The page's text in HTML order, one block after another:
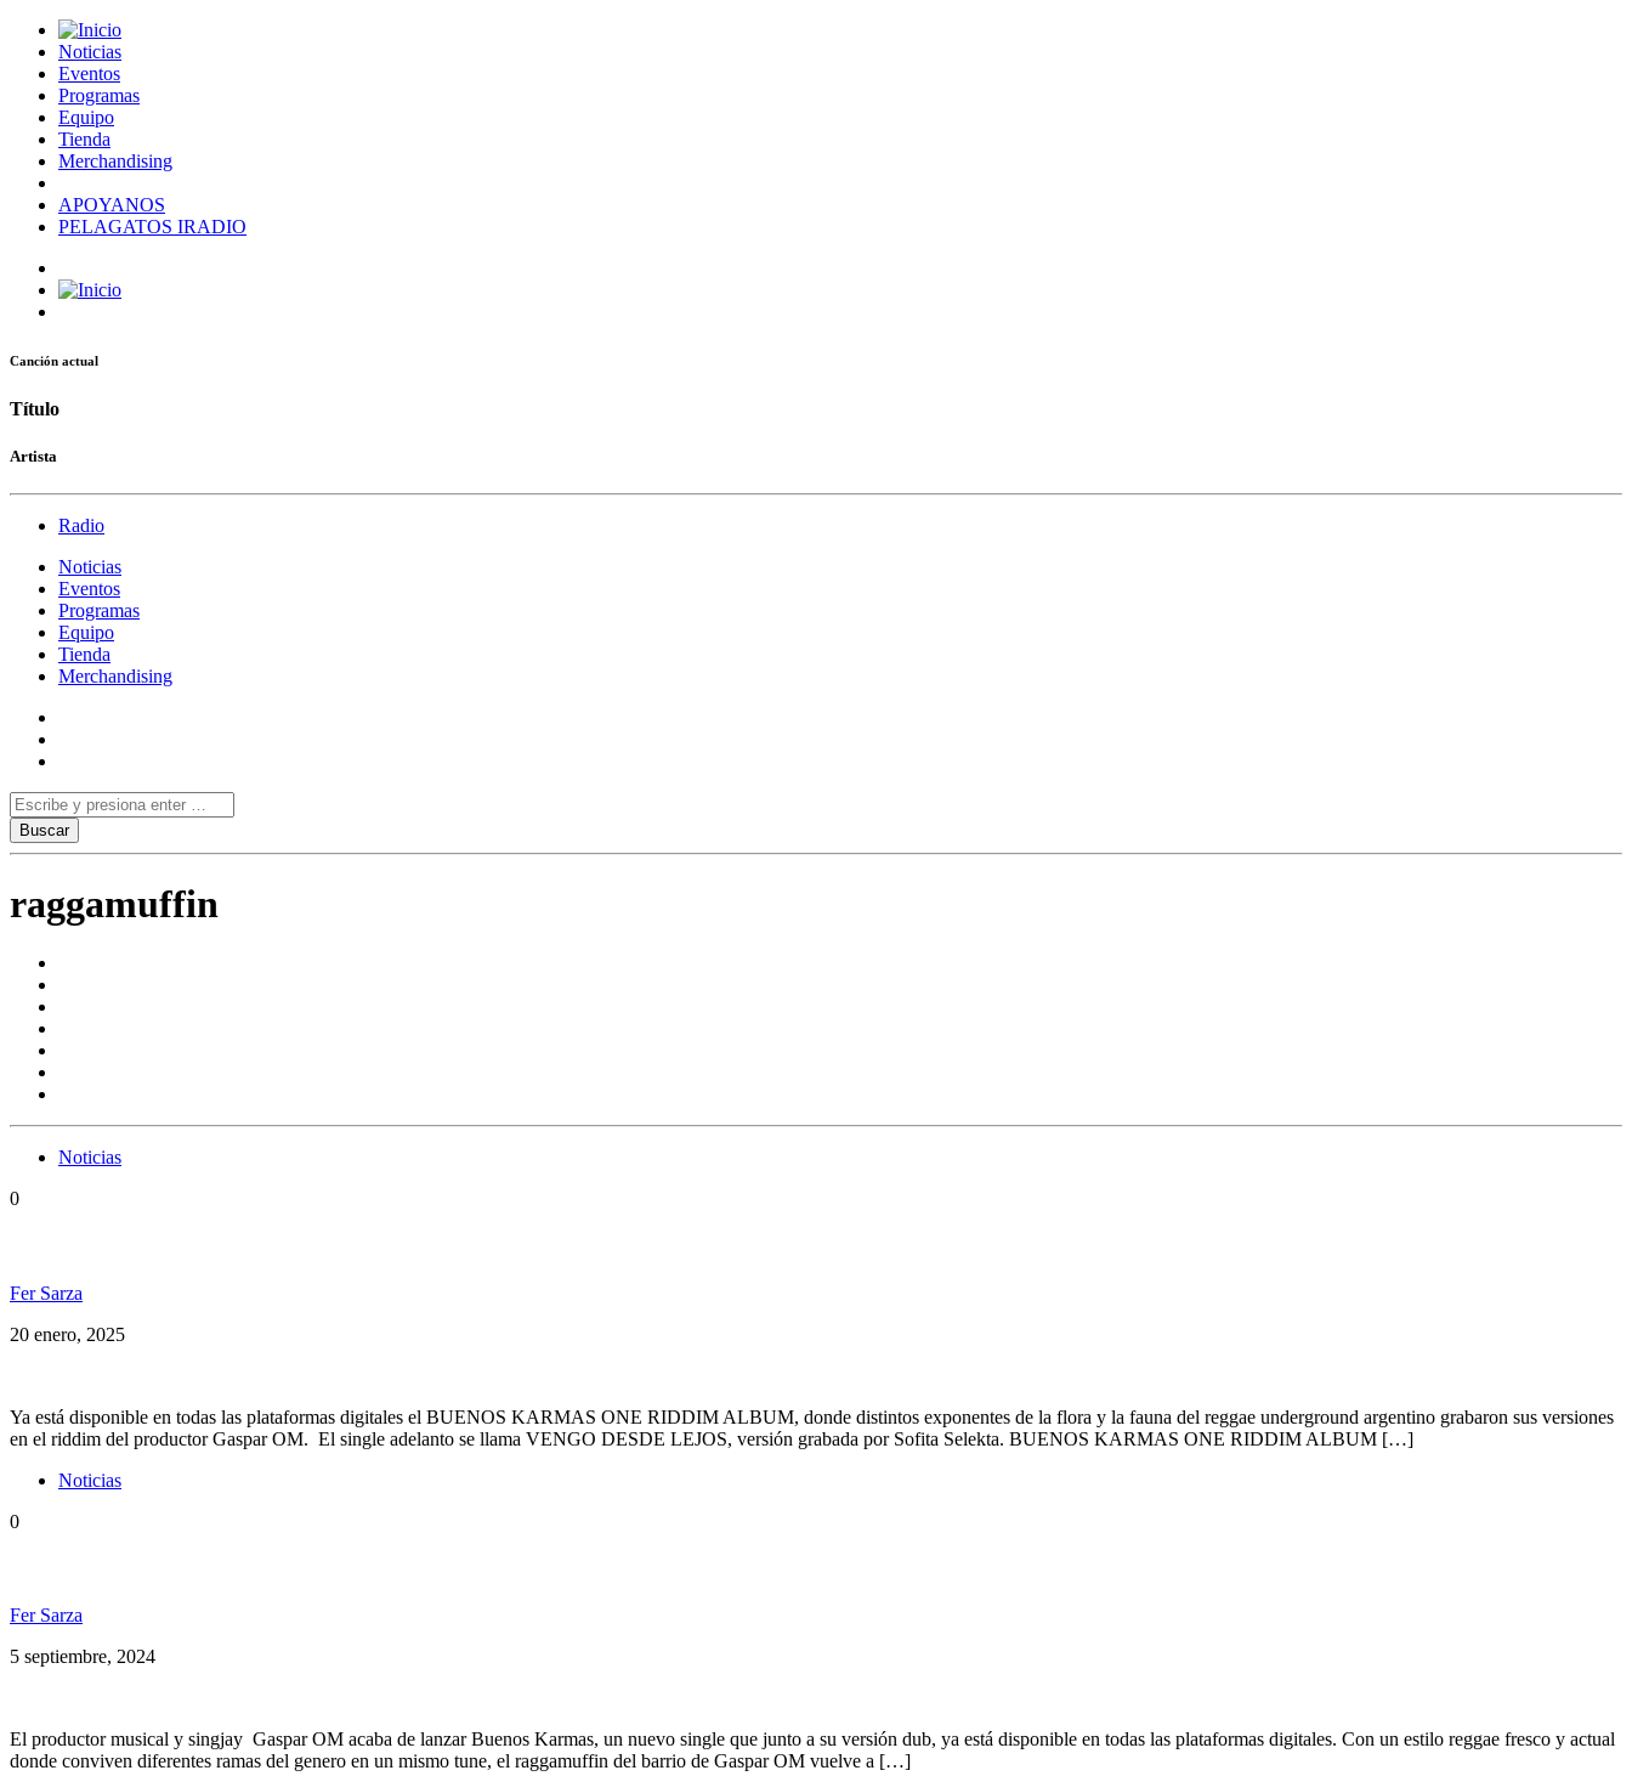
Noticias
Eventos
Programas
Equipo
Tienda
Merchandising
APOYANOS
PELAGATOS IRADIO
Canción actual
Título
Artista
Radio
Noticias
Eventos
Programas
Equipo
Tienda
Merchandising
raggamuffin
Noticias
0
Fer Sarza
20 enero, 2025
Ya está disponible en todas las plataformas digitales el BUENOS KARMAS ONE RIDDIM ALBUM, donde distintos exponentes de la flora y la fauna del reggae underground argentino grabaron sus versiones
en el riddim del productor Gaspar OM. El single adelanto se llama VENGO DESDE LEJOS, versión grabada por Sofita Selekta. BUENOS KARMAS ONE RIDDIM ALBUM […]
Noticias
0
Fer Sarza
5 septiembre, 2024
El productor musical y singjay Gaspar OM acaba de lanzar Buenos Karmas, un nuevo single que junto a su versión dub, ya está disponible en todas las plataformas digitales. Con un estilo reggae fresco y actual
donde conviven diferentes ramas del genero en un mismo tune, el raggamuffin del barrio de Gaspar OM vuelve a […]